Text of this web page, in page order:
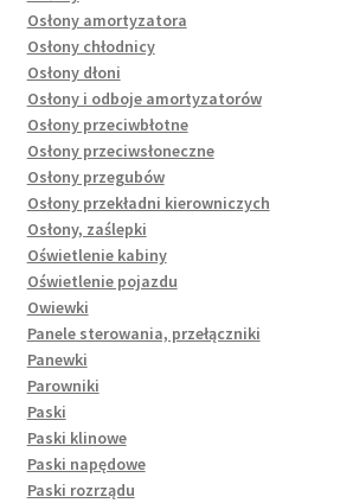
Osłony amortyzatora
Osłony chłodnicy
Osłony dłoni
Osłony i odboje amortyzatorów
Osłony przeciwbłotne
Osłony przeciwsłoneczne
Osłony przegubów
Osłony przekładni kierowniczych
Osłony, zaślepki
Oświetlenie kabiny
Oświetlenie pojazdu
Owiewki
Panele sterowania, przełączniki
Panewki
Parowniki
Paski
Paski klinowe
Paski napędowe
Paski rozrządu